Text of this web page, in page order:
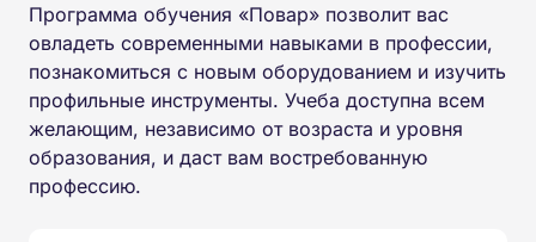
Программа обучения «Повар» позволит вас
овладеть современными навыками в профессии,
познакомиться с новым оборудованием и изучить
профильные инструменты. Учеба доступна всем
желающим, независимо от возраста и уровня
образования, и даст вам востребованную
профессию.